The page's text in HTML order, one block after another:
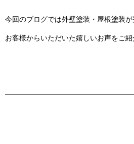
今回のブログでは外壁塗装・屋根塗装が
お客様からいただいた嬉しいお声をご紹